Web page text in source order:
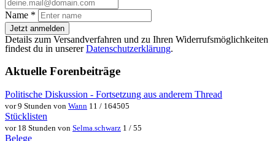
Name *
Jetzt anmelden
Details zum Versandverfahren und zu Ihren Widerrufsmöglichkeiten
findest du in unsererDatenschutzerklärung.
Aktuelle Forenbeiträge
Politische Diskussion - Fortsetzung aus anderem Thread
vor 9 Stunden von Wann 11 / 164505
Stücklisten
vor 18 Stunden von Selma.schwarz 1 / 55
Belege